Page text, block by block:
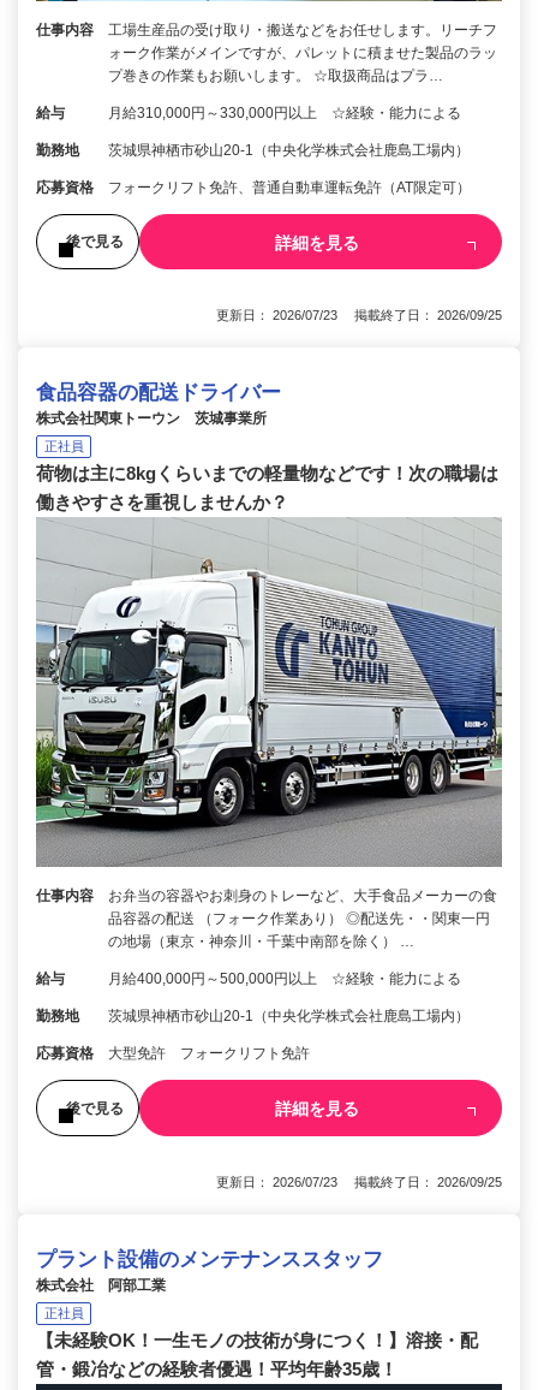
仕事内容
工場生産品の受け取り・搬送などをお任せします。リーチフ
ォーク作業がメインですが、パレットに積ませた製品のラッ
プ巻きの作業もお願いします。 ☆取扱商品はプラ…
給与 月給310,000円～330,000円以上 ☆経験・能力による
勤務地 茨城県神栖市砂山20-1（中央化学株式会社鹿島工場内）
応募資格 フォークリフト免許、普通自動車運転免許（AT限定可）
後で見る 詳細を見る
更新日： 2026/07/23 掲載終了日： 2026/09/25
食品容器の配送ドライバー
株式会社関東トーウン 茨城事業所
正社員
荷物は主に8kgくらいまでの軽量物などです！次の職場は
働きやすさを重視しませんか？
仕事内容
お弁当の容器やお刺身のトレーなど、大手食品メーカーの食
品容器の配送 （フォーク作業あり） ◎配送先・・関東一円
の地場（東京・神奈川・千葉中南部を除く） …
給与 月給400,000円～500,000円以上 ☆経験・能力による
勤務地 茨城県神栖市砂山20-1（中央化学株式会社鹿島工場内）
応募資格 大型免許 フォークリフト免許
後で見る 詳細を見る
更新日： 2026/07/23 掲載終了日： 2026/09/25
プラント設備のメンテナンススタッフ
株式会社 阿部工業
正社員
【未経験OK！一生モノの技術が身につく！】溶接・配
管・鍛冶などの経験者優遇！平均年齢35歳！